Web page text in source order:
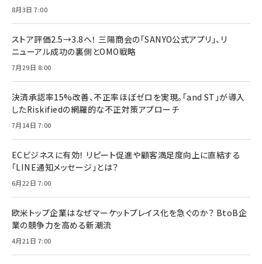
8月3日 7:00
ストア評価2.5→3.8へ！ 三陽商会の「SANYO公式アプリ」、リ
ニューアル成功の裏側とOMO戦略
7月29日 8:00
決済承認率15%改善、不正率ほぼゼロを実現。「and ST」が導入
したRiskifiedの網羅的な不正対策アプローチ
7月14日 7:00
ECビジネスに有効！ リピート促進や顧客満足度向上に直結する
「LINE通知メッセージ」とは？
6月22日 7:00
欧米トップ企業はなぜマーケットプレイス化を急ぐのか？ BtoB企
業の競争力を高める新潮流
4月21日 7:00